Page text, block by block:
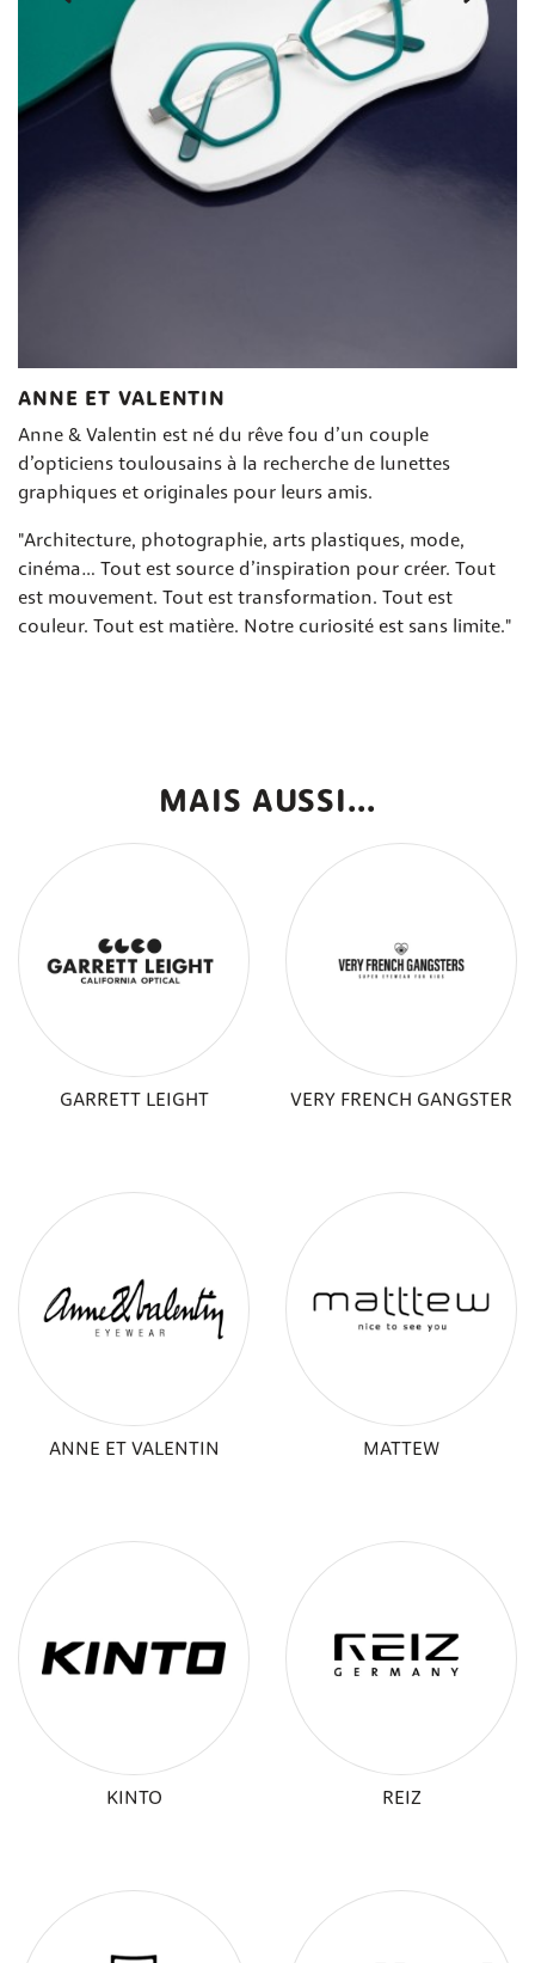
ANNE ET VALENTIN
Anne & Valentin est né du rêve fou d’un couple
d’opticiens toulousains à la recherche de lunettes
graphiques et originales pour leurs amis.
"Architecture, photographie, arts plastiques, mode,
cinéma… Tout est source d’inspiration pour créer. Tout
est mouvement. Tout est transformation. Tout est
couleur. Tout est matière. Notre curiosité est sans limite."
MAIS AUSSI...
GARRETT LEIGHT VERY FRENCH GANGSTER
ANNE ET VALENTIN MATTEW
KINTO REIZ